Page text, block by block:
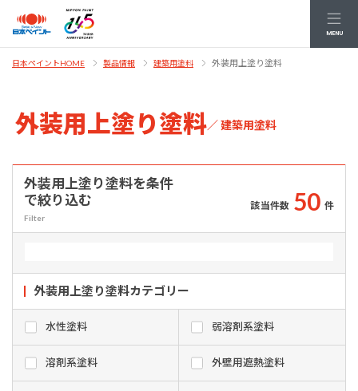
MENU
日本ペイントHOME 製品情報 建築用塗料 外装用上塗り塗料
外装用上塗り塗料／ 建築用塗料
外装用上塗り塗料を条件
で絞り込む
Filter
該当件数 50 件
外装用上塗り塗料カテゴリー
水性塗料 弱溶剤系塗料
溶剤系塗料 外壁用遮熱塗料